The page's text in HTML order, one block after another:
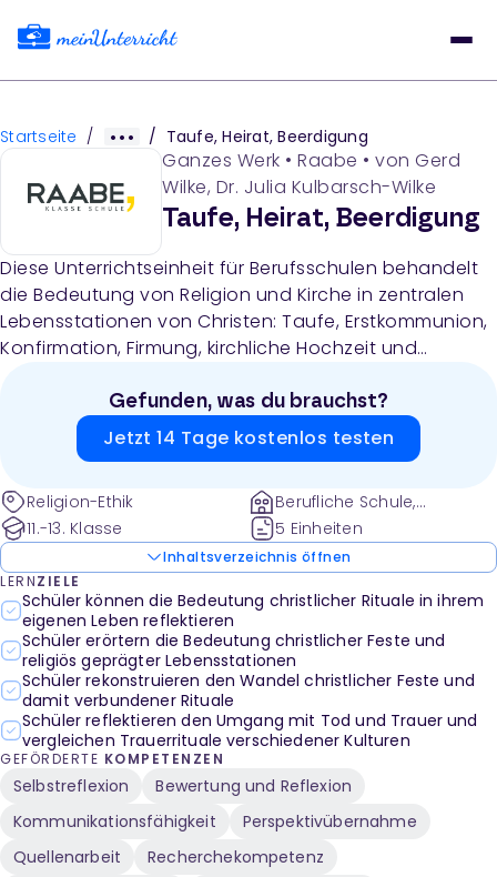
Startseite / / Taufe, Heirat, Beerdigung
Ganzes Werk • Raabe • von Gerd
Wilke, Dr. Julia Kulbarsch-Wilke
Taufe, Heirat, Beerdigung
Diese Unterrichtseinheit für Berufsschulen behandelt
die Bedeutung von Religion und Kirche in zentralen
Lebensstationen von Christen: Taufe, Erstkommunion,
Konfirmation, Firmung, kirchliche Hochzeit und
Lehrerhinweise, Arbeitsblätter, Informationstexte,
Steckbriefe, Rollenspiele und Recherchaufträge zur
Reflexion religiöser Rituale und deren Bedeutung im
Gefunden, was du brauchst?
Jetzt 14 Tage kostenlos testen
Religion-Ethik
11.-13. Klasse
Berufliche Schule,
Gesamtschule und weitere
5 Einheiten
Inhaltsverzeichnis öffnen
LERNZIELE
Schüler können die Bedeutung christlicher Rituale in ihrem
eigenen Leben reflektieren
Schüler erörtern die Bedeutung christlicher Feste und
religiös geprägter Lebensstationen
Schüler rekonstruieren den Wandel christlicher Feste und
damit verbundener Rituale
Schüler reflektieren den Umgang mit Tod und Trauer und
vergleichen Trauerrituale verschiedener Kulturen
GEFÖRDERTE KOMPETENZEN
Selbstreflexion
Bewertung und Reflexion
Kommunikationsfähigkeit
Perspektivübernahme
Quellenarbeit
Recherchekompetenz